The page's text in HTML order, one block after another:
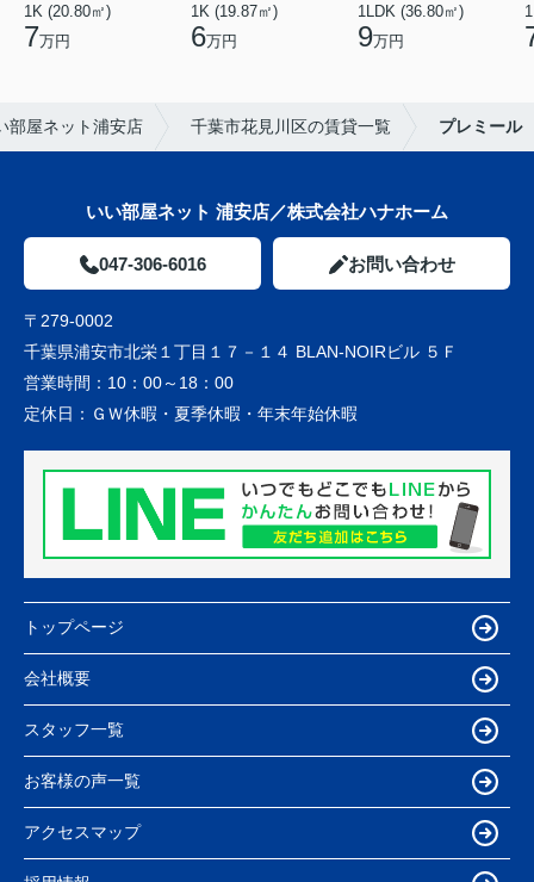
1K (20.80㎡)
7万円
1K (19.87㎡)
6万円
1LDK (36.80㎡)
9万円
部屋ネット浦安店 千葉市花見川区の賃貸一覧 プレミール
いい部屋ネット 浦安店／株式会社ハナホーム
047-306-6016 お問い合わせ
〒279-0002
千葉県浦安市北栄１丁目１７－１４ BLAN-NOIRビル ５Ｆ
営業時間： 10：00～18：00
定休日： ＧＷ休暇・夏季休暇・年末年始休暇
トップページ
会社概要
スタッフ一覧
お客様の声一覧
アクセスマップ